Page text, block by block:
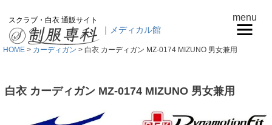
スクラブ・白衣 通販サイト
｜メディカル館
menu
HOME カーディガン 白衣 カーディガン MZ-0174 MIZUNO 男女兼用
白衣 カーディガン MZ-0174 MIZUNO 男女兼用